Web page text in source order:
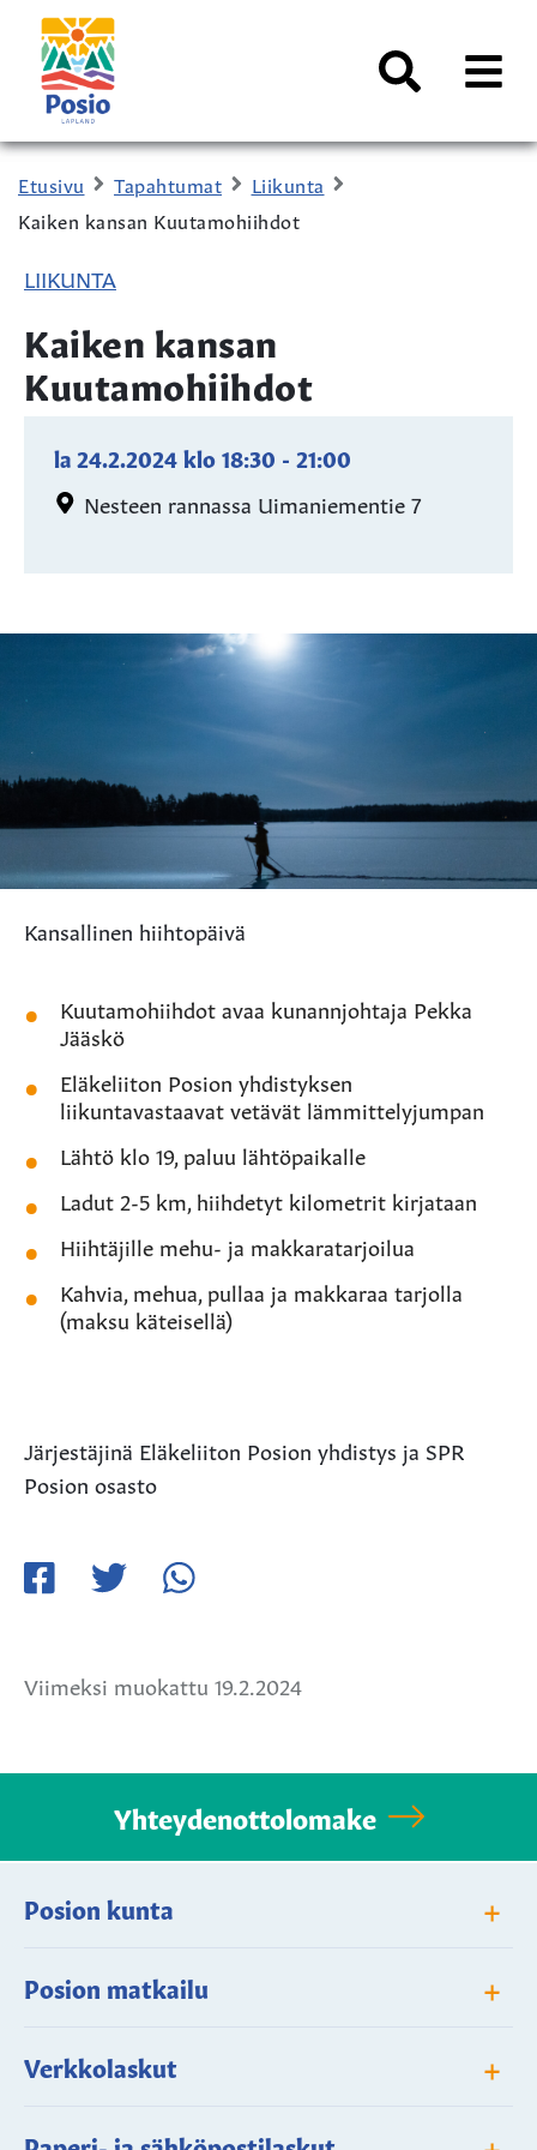
Siirry sisältöön
Kaupungin
logo
AVAA
Etusivu Tapahtumat
Liikunta
Kaiken kansan Kuutamohiihdot
LIIKUNTA
Kaiken kansan
Kuutamohiihdot
la 24.2.2024klo18:30 - 21:00
Nesteen rannassa Uimaniementie 7
Kansallinen hiihtopäivä
Kuutamohiihdot avaa kunannjohtaja Pekka
Jääskö
Eläkeliiton Posion yhdistyksen
liikuntavastaavat vetävät lämmittelyjumpan
Lähtö klo 19, paluu lähtöpaikalle
Ladut 2-5 km, hiihdetyt kilometrit kirjataan
Hiihtäjille mehu- ja makkaratarjoilua
Kahvia, mehua, pullaa ja makkaraa tarjolla
(maksu käteisellä)
Järjestäjinä Eläkeliiton Posion yhdistys ja SPR
Posion osasto
Viimeksi muokattu 19.2.2024
Yhteydenottolomake
Posion kunta +
Posion matkailu +
Verkkolaskut +